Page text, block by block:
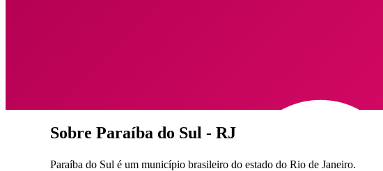
Sobre Paraíba do Sul - RJ
Paraíba do Sul é um município brasileiro do estado do Rio de Janeiro.